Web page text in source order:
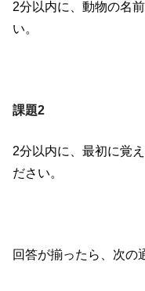
2分以内に、動物の名
い。
課題2
2分以内に、最初に覚
ださい。
回答が揃ったら、次の